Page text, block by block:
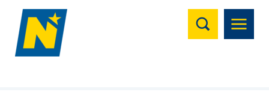
Suchen